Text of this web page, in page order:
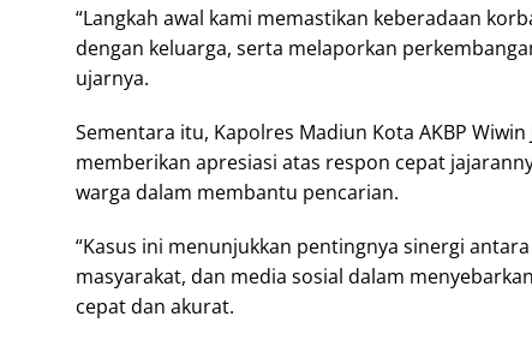
“Langkah awal kami memastikan keberadaan
dengan keluarga, serta melaporkan
ujarnya.
Sementara itu, Kapolres Madiun Kota AKBP Wiwin
memberikan apresiasi atas respon cepat
warga dalam membantu pencarian.
“Kasus ini menunjukkan pentingnya sinergi
masyarakat, dan media sosial dalam
cepat dan akurat.